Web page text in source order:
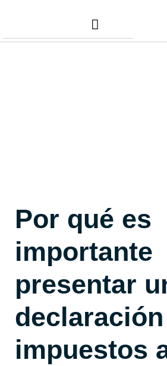
Por qué es
importante
presentar
impuestos